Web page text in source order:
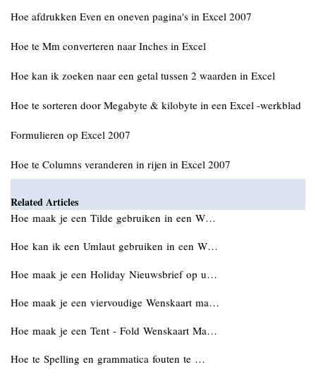
Hoe afdrukken Even en oneven pagina's in Excel 2007
Hoe te Mm converteren naar Inches in Excel
Hoe kan ik zoeken naar een getal tussen 2 waarden in Excel
Hoe te sorteren door Megabyte & kilobyte in een Excel -werkblad
Formulieren op Excel 2007
Hoe te Columns veranderen in rijen in Excel 2007
Related Articles
Hoe maak je een Tilde gebruiken in een W…
Hoe kan ik een Umlaut gebruiken in een W…
Hoe maak je een Holiday Nieuwsbrief op u…
Hoe maak je een viervoudige Wenskaart ma…
Hoe maak je een Tent - Fold Wenskaart Ma…
Hoe te Spelling en grammatica fouten te …